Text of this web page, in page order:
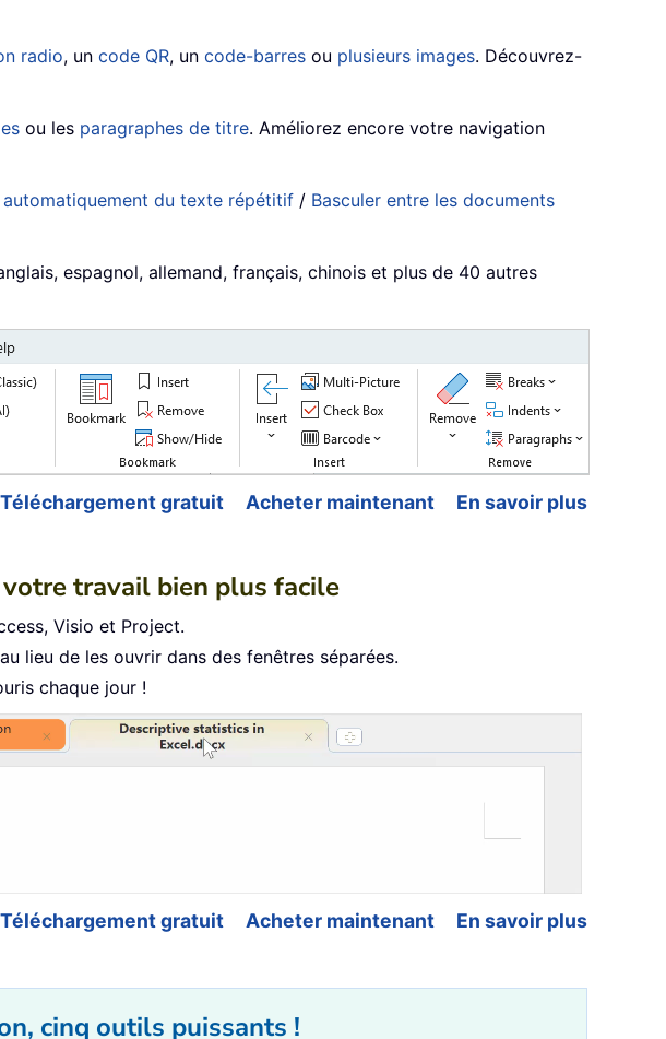
radio, un code QR, un code-barres ou plusieurs images. Découvrez-
ou les paragraphes de titre. Améliorez encore votre navigation
automatiquement du texte répétitif / Basculer entre les documents
espagnol, allemand, français, chinois et plus de 40 autres
Téléchargement gratuit Acheter maintenant En savoir plus
travail bien plus facile
Visio et Project.
lieu de les ouvrir dans des fenêtres séparées.
chaque jour !
Téléchargement gratuit Acheter maintenant En savoir plus
cinq outils puissants !